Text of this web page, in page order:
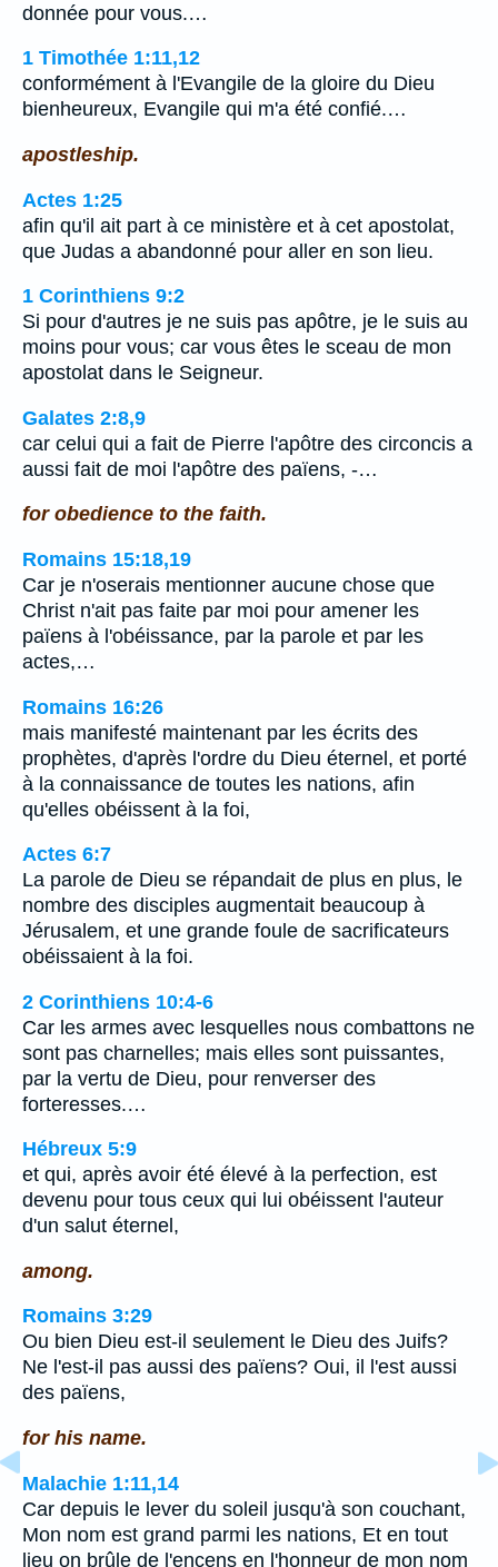
donnée pour vous.…
1 Timothée 1:11,12
conformément à l'Evangile de la gloire du Dieu
bienheureux, Evangile qui m'a été confié.…
apostleship.
Actes 1:25
afin qu'il ait part à ce ministère et à cet apostolat,
que Judas a abandonné pour aller en son lieu.
1 Corinthiens 9:2
Si pour d'autres je ne suis pas apôtre, je le suis au
moins pour vous; car vous êtes le sceau de mon
apostolat dans le Seigneur.
Galates 2:8,9
car celui qui a fait de Pierre l'apôtre des circoncis a
aussi fait de moi l'apôtre des païens, -…
for obedience to the faith.
Romains 15:18,19
Car je n'oserais mentionner aucune chose que
Christ n'ait pas faite par moi pour amener les
païens à l'obéissance, par la parole et par les
actes,…
Romains 16:26
mais manifesté maintenant par les écrits des
prophètes, d'après l'ordre du Dieu éternel, et porté
à la connaissance de toutes les nations, afin
qu'elles obéissent à la foi,
Actes 6:7
La parole de Dieu se répandait de plus en plus, le
nombre des disciples augmentait beaucoup à
Jérusalem, et une grande foule de sacrificateurs
obéissaient à la foi.
2 Corinthiens 10:4-6
Car les armes avec lesquelles nous combattons ne
sont pas charnelles; mais elles sont puissantes,
par la vertu de Dieu, pour renverser des
forteresses.…
Hébreux 5:9
et qui, après avoir été élevé à la perfection, est
devenu pour tous ceux qui lui obéissent l'auteur
d'un salut éternel,
among.
Romains 3:29
Ou bien Dieu est-il seulement le Dieu des Juifs?
Ne l'est-il pas aussi des païens? Oui, il l'est aussi
des païens,
for his name.
Malachie 1:11,14
Car depuis le lever du soleil jusqu'à son couchant,
Mon nom est grand parmi les nations, Et en tout
lieu on brûle de l'encens en l'honneur de mon nom